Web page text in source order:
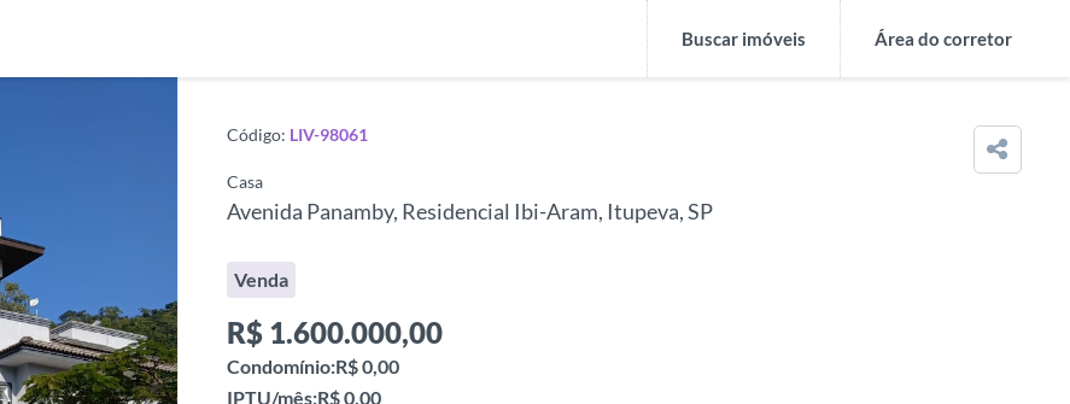
Buscar imóveis Área do corretor
Código: LIV-98061
Casa
Avenida Panamby, Residencial Ibi-Aram, Itupeva, SP
Venda
R$1.600.000,00
Condomínio:R$ 0,00
IPTU/mês:R$ 0,00